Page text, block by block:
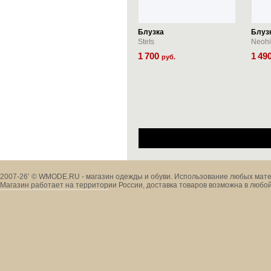
Блузка
Stets
1700 руб. 1
2007-26’ © WMODE.RU - магазин одежды и обуви. Использование любых
Магазин работает на территории России, доставка товаров возможна в